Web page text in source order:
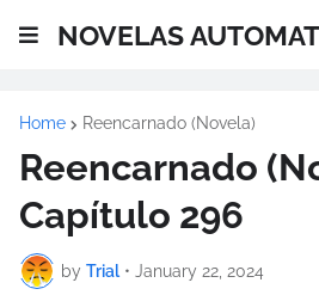
NOVELAS
Home Reencarnado (Novela)
Reencarnado
Capítulo 296
by Trial • January 22, 2024